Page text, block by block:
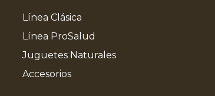
Línea Clásica
Línea ProSalud
Juguetes Naturales
Accesorios